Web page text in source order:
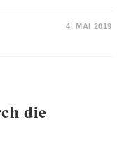
4. MAI 2019
die